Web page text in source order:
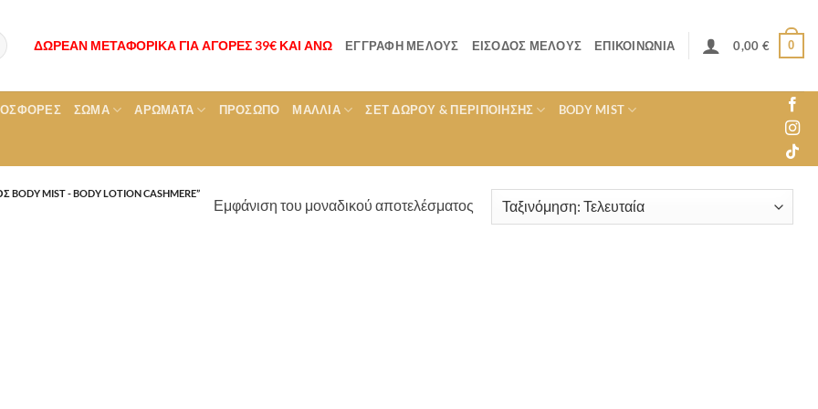
ΔΩΡΕΑΝ ΜΕΤΑΦΟΡΙΚΑ ΓΙΑ ΑΓΟΡΕΣ 39€ ΚΑΙ ΑΝΩ ΕΓΓΡΑΦΉ ΜΈΛΟΥΣ ΕΊΣΟΔΟΣ ΜΈΛΟΥΣ ΕΠΙΚΟΙΝΩΝΊΑ 0,00 € 0
ΣΏΜΑ ΑΡΏΜΑΤΑ ΠΡΌΣΩΠΟ ΜΑΛΛΙΆ ΣΕΤ ΔΏΡΟΥ & ΠΕΡΙΠΟΊΗΣΗΣ BODY MIST
MIST - BODY LOTION CASHMERE”
Εμφάνιση του μοναδικού αποτελέσματος